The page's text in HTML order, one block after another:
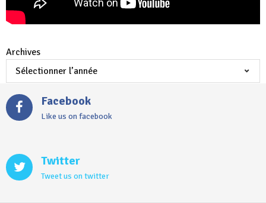
Archives
Facebook
Like us on facebook
Twitter
Tweet us on twitter